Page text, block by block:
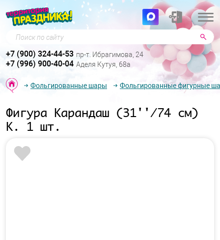
Поиск по сайту
+7 (900) 324-44-53 пр-т. Ибрагимова, 24
+7 (996) 900-40-04 Аделя Кутуя, 68а
Фольгированные шары Фольгированные фигурные
Фигура Карандаш (31''/74 см)
К. 1 шт.